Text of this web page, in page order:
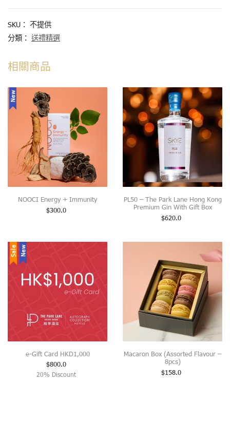
SKU： 不提供
分類： 送禮精選
相關商品
New
NOOCI Energy + Immunity
$300.0
PL50 – The Park Lane Hong Kong
Premium Gin With Gift Box
$620.0
Sale New
e-Gift Card HKD1,000
$800.0
20% Discount
Macaron Box (Assorted Flavour –
8pcs)
$158.0